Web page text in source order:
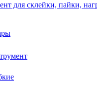
для склейки, пайки,